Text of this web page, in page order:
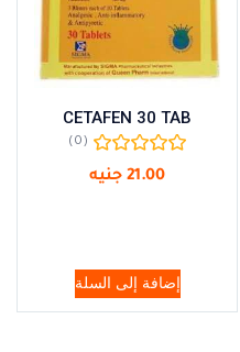
CETAFEN 30 TAB
(0)
21.00 جنيه
إضافة إلى السلة